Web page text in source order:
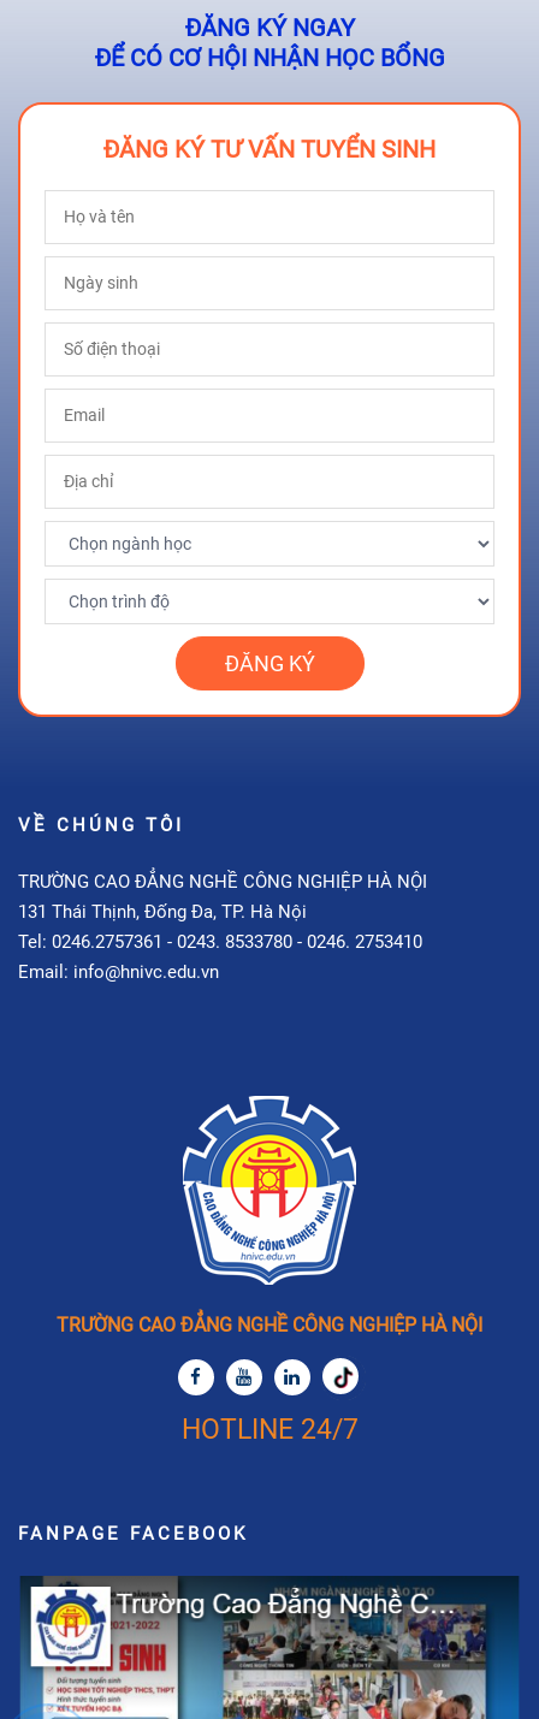
ĐĂNG KÝ NGAY
ĐỂ CÓ CƠ HỘI NHẬN HỌC BỔNG
ĐĂNG KÝ TƯ VẤN TUYỂN SINH
VỀ CHÚNG TÔI
TRƯỜNG CAO ĐẲNG NGHỀ CÔNG NGHIỆP HÀ NỘI
131 Thái Thịnh, Đống Đa, TP. Hà Nội
Tel: 0246.2757361 - 0243. 8533780 - 0246. 2753410
Email: info@hnivc.edu.vn
TRƯỜNG CAO ĐẲNG NGHỀ CÔNG NGHIỆP HÀ NỘI
HOTLINE 24/7
FANPAGE FACEBOOK